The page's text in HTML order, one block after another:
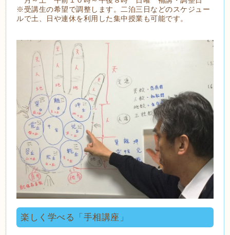
※受講生の希望で調整します。二泊三日などのスケジュー
ルで土、日や連休を利用した集中授業も可能です。
楽しく学べる「手相講座」